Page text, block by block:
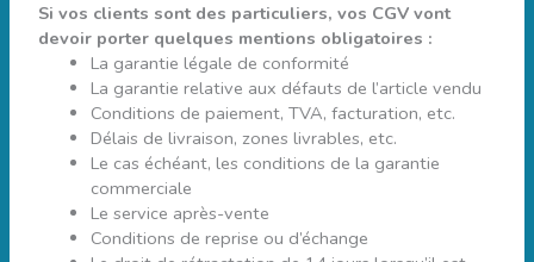
Si vos clients sont des particuliers, vos CGV vont
devoir porter quelques mentions obligatoires :
La garantie légale de conformité
La garantie relative aux défauts de l’article vendu
Conditions de paiement, TVA, facturation, etc.
Délais de livraison, zones livrables, etc.
Le cas échéant, les conditions de la garantie
commerciale
Le service après-vente
Conditions de reprise ou d’échange